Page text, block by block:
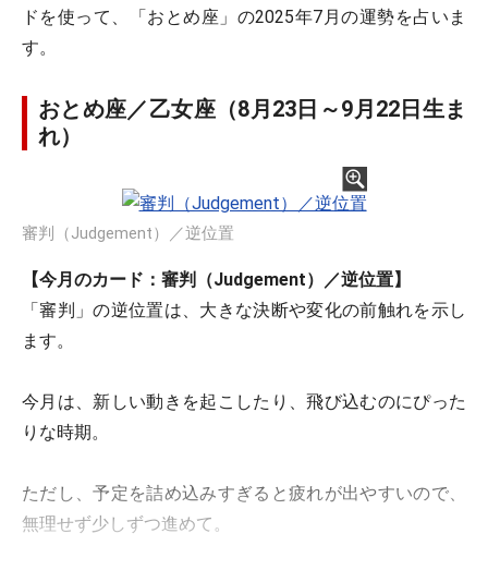
ドを使って、「おとめ座」の2025年7月の運勢を占いま
す。
おとめ座／乙女座（8月23日～9月22日生ま
れ）
審判（Judgement）／逆位置
【今月のカード：審判（Judgement）／逆位置】
「審判」の逆位置は、大きな決断や変化の前触れを示し
ます。
今月は、新しい動きを起こしたり、飛び込むのにぴった
りな時期。
ただし、予定を詰め込みすぎると疲れが出やすいので、
無理せず少しずつ進めて。